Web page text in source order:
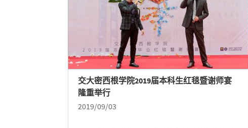
交大密西根学院2019届本科生红毯暨谢师宴
隆重举行
2019/09/03